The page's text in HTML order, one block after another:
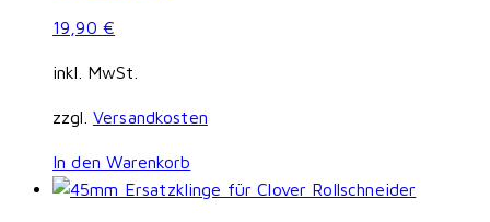
19,90 €
inkl. MwSt.
zzgl. Versandkosten
In den Warenkorb